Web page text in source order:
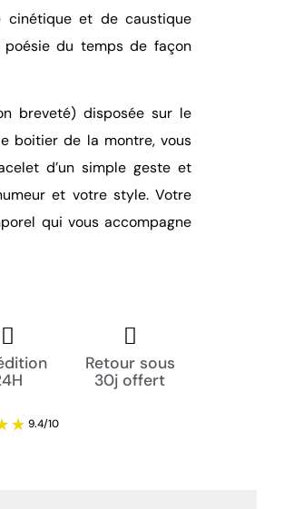
cinétique et de caustique
poésie du temps de façon
breveté) disposée sur le
boitier de la montre, vous
d’un simple geste et
et votre style. Votre
qui vous accompagne
Retour sous
30j offert